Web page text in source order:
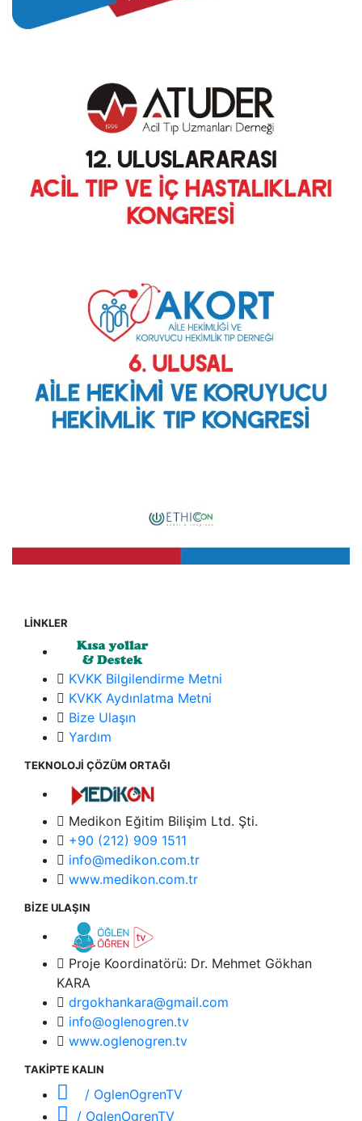
LİNKLER
KVKK Bilgilendirme Metni
KVKK Aydınlatma Metni
Bize Ulaşın
Yardım
TEKNOLOJİ ÇÖZÜM ORTAĞI
Medikon Eğitim Bilişim Ltd. Şti.
+90 (212) 909 1511
info@medikon.com.tr
www.medikon.com.tr
BİZE ULAŞIN
Proje Koordinatörü: Dr. Mehmet Gökhan
KARA
drgokhankara@gmail.com
info@oglenogren.tv
www.oglenogren.tv
TAKİPTE KALIN
/ OglenOgrenTV
/ OglenOgrenTV